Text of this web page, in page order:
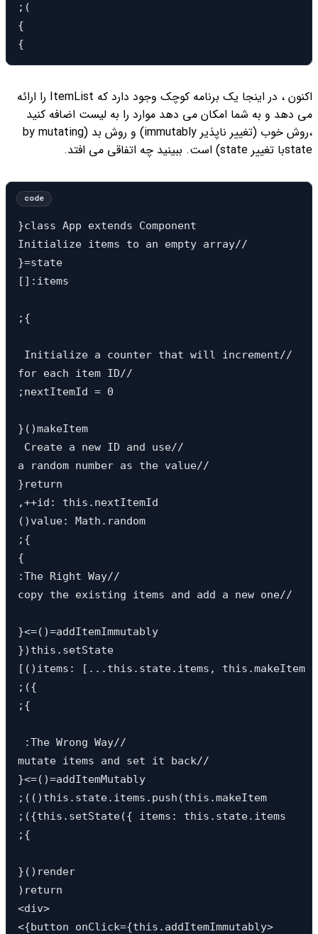
;(
{
{
اکنون ، در اینجا یک برنامه کوچک وجود دارد که ItemList را ارائه
می دهد و به شما امکان می دهد موارد را به لیست اضافه کنید
،روش خوب (تغییر ناپذیر immutably) و روش بد (by mutating
stateبا تغییر state) است. ببینید چه اتفاقی می افتد.
}class App extends Component
Initialize items to an empty array//
}=state
[]:items
;{
Initialize a counter that will increment//
for each item ID//
;nextItemId = 0
}()makeItem
Create a new ID and use//
a random number as the value//
}return
,++id: this.nextItemId
()value: Math.random
;{
{
:The Right Way//
copy the existing items and add a new one//
}<=()=addItemImmutably
})this.setState
[()items: [...this.state.items, this.makeItem
;({
;{
:The Wrong Way//
mutate items and set it back//
}<=()=addItemMutably
;(()this.state.items.push(this.makeItem
;({this.setState({ items: this.state.items
;{
}()render
)return
<div>
<{button onClick={this.addItemImmutably>